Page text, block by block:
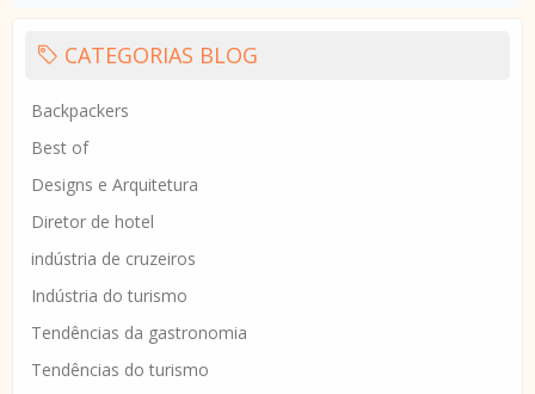
CATEGORIAS BLOG
Backpackers
Best of
Designs e Arquitetura
Diretor de hotel
indústria de cruzeiros
Indústria do turismo
Tendências da gastronomia
Tendências do turismo